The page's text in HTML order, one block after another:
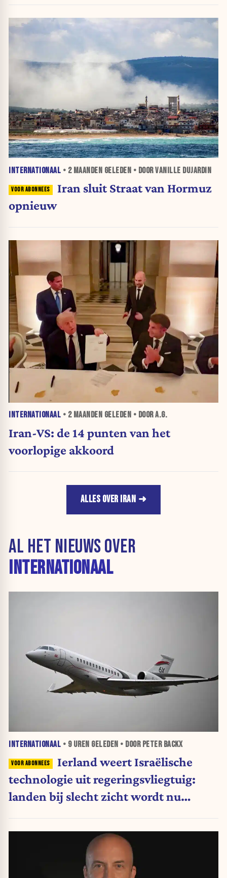
INTERNATIONAAL • 2 MAANDEN GELEDEN • DOOR VANILLE DUJARDIN
Iran sluit Straat van Hormuz
opnieuw
INTERNATIONAAL • 2 MAANDEN GELEDEN • DOOR A.G.
Iran-VS: de 14 punten van het
voorlopige akkoord
ALLES OVER IRAN
AL HET NIEUWS OVER
INTERNATIONAAL
INTERNATIONAAL • 9 UREN GELEDEN • DOOR PETER BACKX
Ierland weert Israëlische
technologie uit regeringsvliegtuig:
landen bij slecht zicht wordt nu